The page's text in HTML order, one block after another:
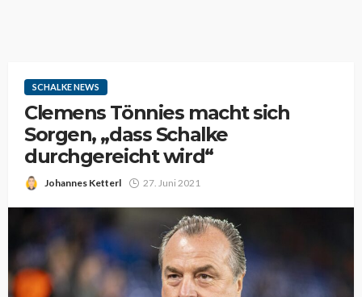
SCHALKE NEWS
Clemens Tönnies macht sich
Sorgen, „dass Schalke
durchgereicht wird“
Johannes Ketterl 27. Juni 2021